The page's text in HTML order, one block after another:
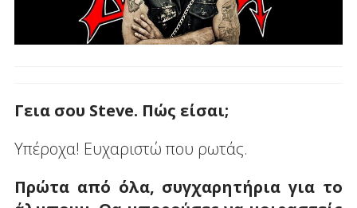
Γεια σου Steve. Πώς είσαι;
Υπέροχα! Ευχαριστώ που ρωτάς.
Πρώτα από όλα, συγχαρητήρια για το